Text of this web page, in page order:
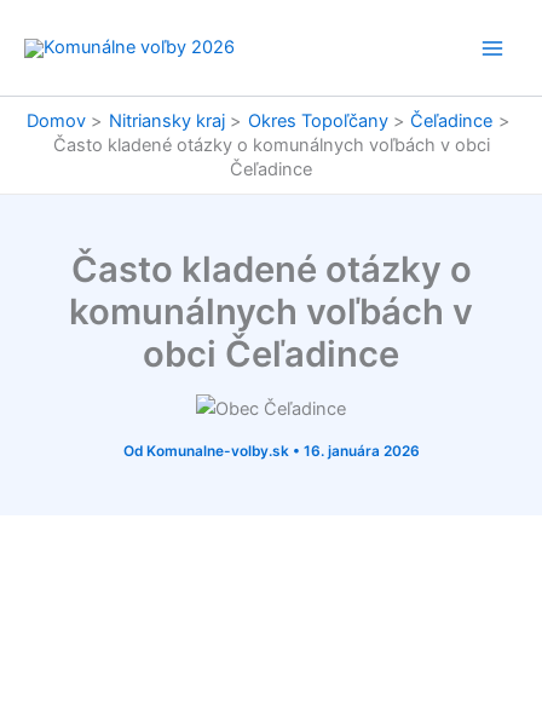
Domov Nitriansky kraj Okres Topoľčany
Čeľadince
Často kladené otázky o komunálnych voľbách v obci
Čeľadince
Často kladené otázky o
komunálnych voľbách v
obci Čeľadince
Od Komunalne-volby.sk • 16. januára 2026